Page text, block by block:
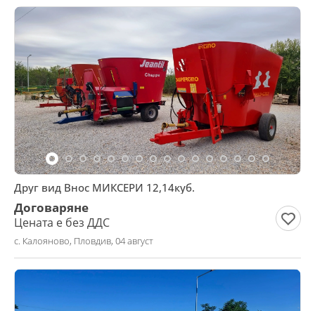
Друг вид Внос МИКСЕРИ 12,14куб.
Договаряне
Цената е без ДДС
с. Калояново, Пловдив, 04 август